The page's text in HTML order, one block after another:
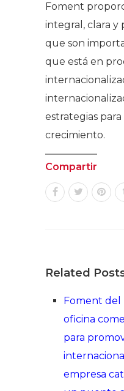
Foment
integral, clara y
que son
que está en
estrategias
crecimiento.
Compartir
Related
Foment
oficina
para
empresa